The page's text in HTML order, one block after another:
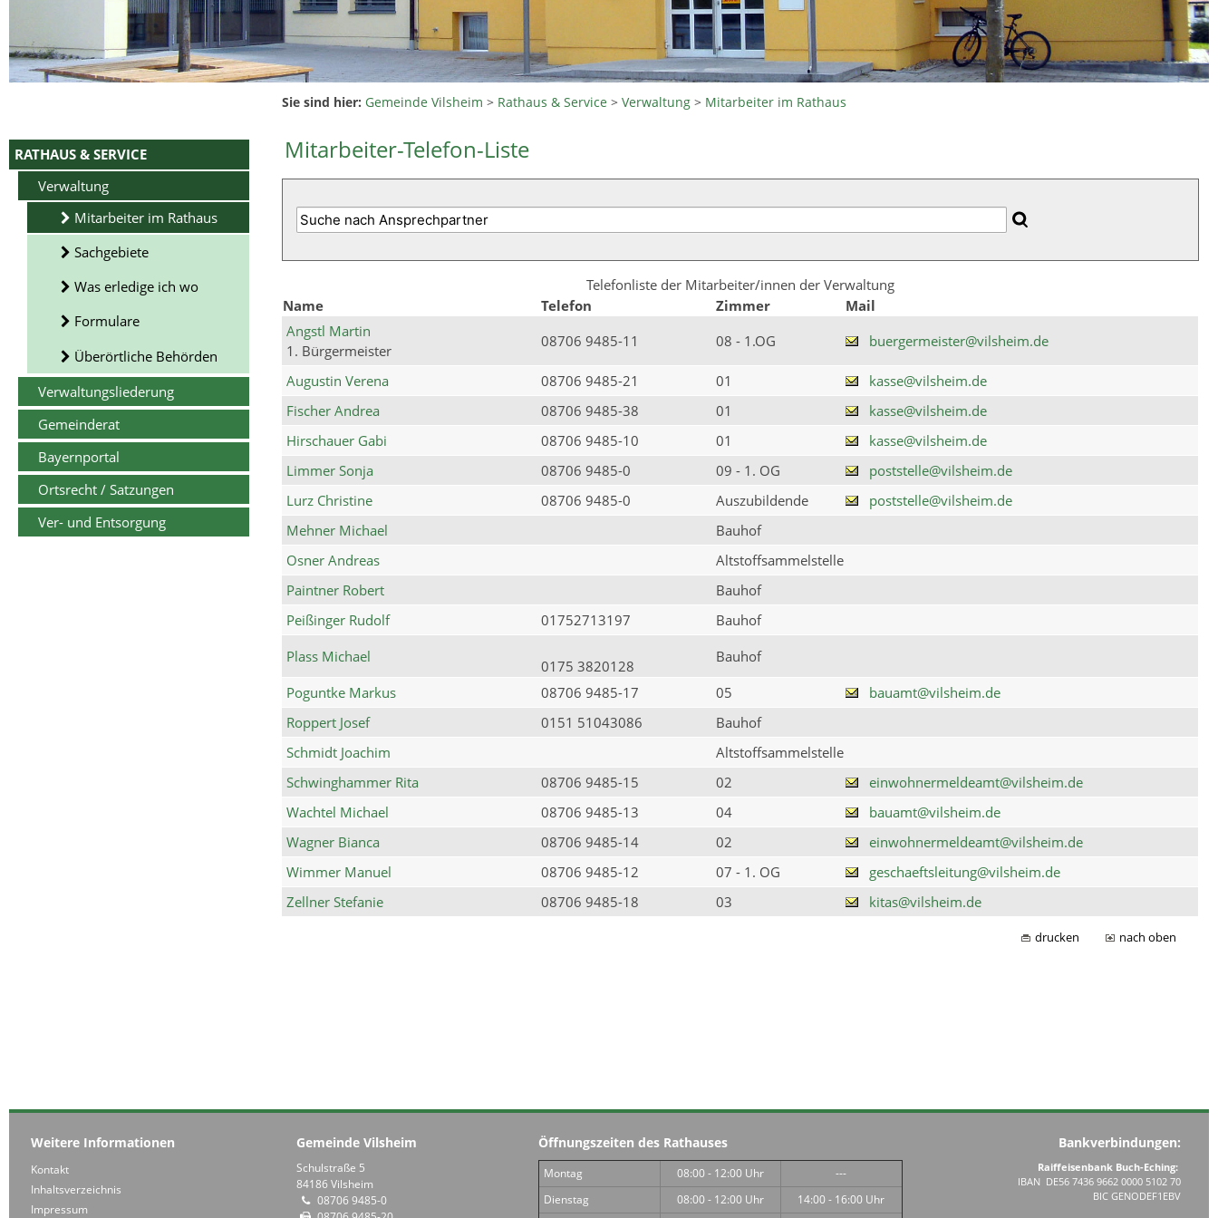
RATHAUS & SERVICE
Verwaltung
Mitarbeiter im Rathaus
Sachgebiete
Was erledige ich wo
Formulare
Überörtliche Behörden
Verwaltungsliederung
Gemeinderat
Bayernportal
Ortsrecht / Satzungen
Ver- und Entsorgung
Sie sind hier: Gemeinde Vilsheim > Rathaus & Service >Verwaltung > Mitarbeiter im Rathaus
Mitarbeiter-Telefon-Liste
Telefonliste der Mitarbeiter/innen der Verwaltung
Name
Telefon Zimmer
Mail
Angstl Martin
1. Bürgermeister
08706 9485-11 08 - 1.OG buergermeister@vilsheim.de
Augustin Verena 08706 9485-21 01
kasse@vilsheim.de
Fischer Andrea
08706 9485-38 01
kasse@vilsheim.de
Hirschauer Gabi
08706 9485-10 01
kasse@vilsheim.de
Limmer Sonja
08706 9485-0 09 - 1. OG
poststelle@vilsheim.de
Lurz Christine
08706 9485-0 Auszubildende
poststelle@vilsheim.de
Mehner Michael
Bauhof
Osner Andreas
Altstoffsammelstelle
Paintner Robert
Bauhof
Peißinger Rudolf
01752713197
Bauhof
Plass Michael
0175 3820128
Bauhof
Poguntke Markus
08706 9485-17 05
bauamt@vilsheim.de
Roppert Josef
0151 51043086
Bauhof
Schmidt Joachim
Altstoffsammelstelle
Schwinghammer Rita
08706 9485-15 02
einwohnermeldeamt@vilsheim.de
Wachtel Michael
08706 9485-13 04
bauamt@vilsheim.de
Wagner Bianca
08706 9485-14 02
einwohnermeldeamt@vilsheim.de
Wimmer Manuel
08706 9485-12 07 - 1. OG
geschaeftsleitung@vilsheim.de
Zellner Stefanie
08706 9485-18 03 kitas@vilsheim.de
drucken nach oben
Weitere Informationen
Kontakt
Inhaltsverzeichnis
Impressum
Gemeinde Vilsheim
Schulstraße 5
84186 Vilsheim
08706 9485-0
Öffnungszeiten des Rathauses
Montag 08:00 - 12:00 Uhr
---
Dienstag
08:00 - 12:00 Uhr
14:00 - 16:00 Uhr
Bankverbindungen:
Raiffeisenbank Buch-Eching:
IBAN DE56 7436 9662 0000 5102 70
BIC GENODEF1EBV